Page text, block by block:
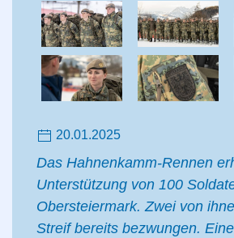
20.01.2025
Das Hahnenkamm-Rennen
Unterstützung von 100
Obersteiermark. Zwei von
Streif bereits bezwungen.